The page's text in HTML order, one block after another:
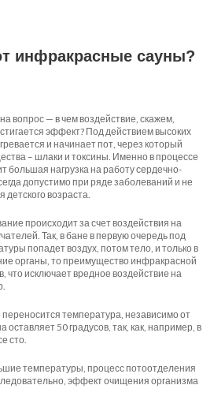
инфракрасные сауны?
вопрос — в чем воздействие, скажем,
эффект? Под действием высоких
и начинает пот, через который
– шлаки и токсины. Именно в процессе
большая нагрузка на работу сердечно-
допустимо при ряде заболеваний и не
детского возраста.
происходит за счет воздействия на
Так, в бане в первую очередь под
попадет воздух, потом тело, и только в
органы, то преимущество инфракрасной
что исключает вредное воздействие на
температура, независимо от
оставляет 50 градусов, так, как, например, в
сто.
температуры, процесс потоотделения
эффект очищения организма